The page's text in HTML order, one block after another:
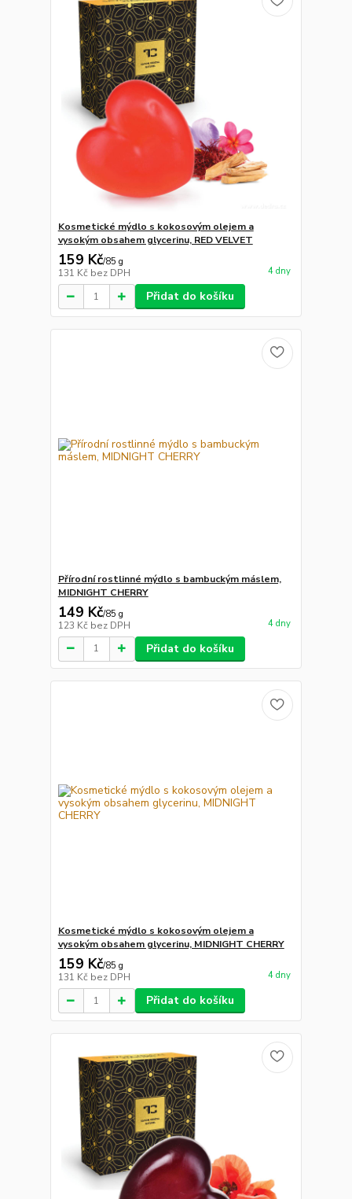
Kosmetické mýdlo s kokosovým olejem a
vysokým obsahem glycerinu, RED VELVET
159 Kč/85 g
131 Kč bez DPH 4 dny
Přidat do košíku
Přírodní rostlinné mýdlo s bambuckým máslem,
MIDNIGHT CHERRY
149 Kč/85 g
123 Kč bez DPH 4 dny
Přidat do košíku
Kosmetické mýdlo s kokosovým olejem a
vysokým obsahem glycerinu, MIDNIGHT CHERRY
159 Kč/85 g
131 Kč bez DPH 4 dny
Přidat do košíku